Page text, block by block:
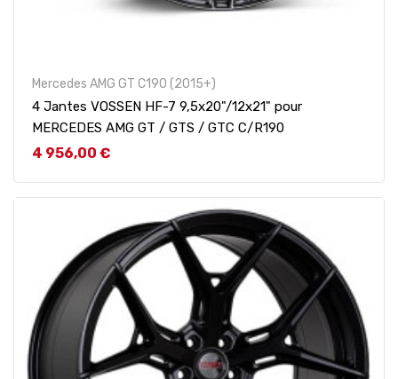
Mercedes AMG GT C190 (2015+)
4 Jantes VOSSEN HF-7 9,5x20"/12x21" pour
MERCEDES AMG GT / GTS / GTC C/R190
Prix
4 956,00 €